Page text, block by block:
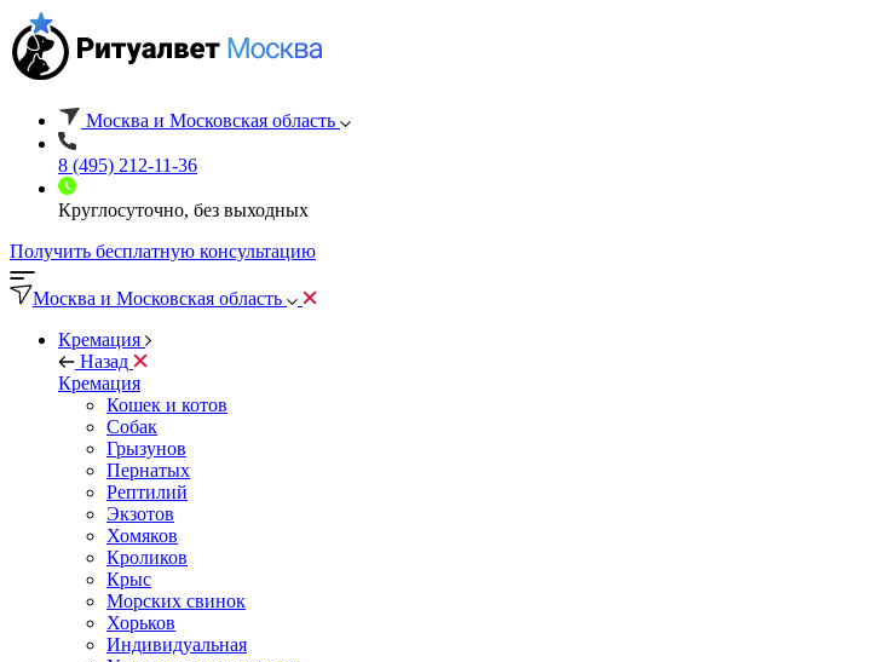
Москва и Московская область
8 (495) 212-11-36
Круглосуточно, без выходных
Получить бесплатную консультацию
Москва и Московская область
Кремация
Назад
Кремация
Кошек и котов
Собак
Грызунов
Пернатых
Рептилий
Экзотов
Хомяков
Кроликов
Крыс
Морских свинок
Хорьков
Индивидуальная